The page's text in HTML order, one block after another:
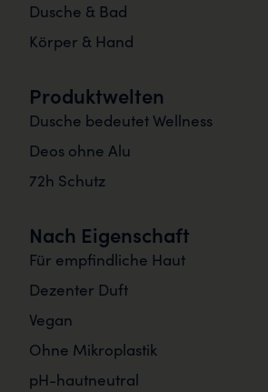
Dusche & Bad
Körper & Hand
Produktwelten
Dusche bedeutet Wellness
Deos ohne Alu
72h Schutz
Nach Eigenschaft
Für empfindliche Haut
Dezenter Duft
Vegan
Ohne Mikroplastik
pH-hautneutral